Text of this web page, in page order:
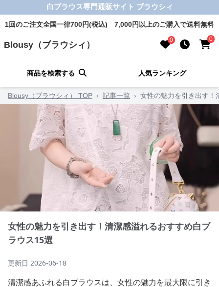
白ブラウス専門通販サイト ブラウシィ
1回のご注文全国一律700円(税込) 7,000円以上のご購入で送料無料
Blousy（ブラウシィ） 0 0
商品を検索する 人気ランキング
Blousy（ブラウシィ） TOP › 記事一覧 › 女性の魅力を引き出す！
女性の魅力を引き出す！清潔感溢れるおすすめ白ブ
ラウス15選
更新日 2026-06-18
清潔感あふれる白ブラウスは、女性の魅力を最大限に引き